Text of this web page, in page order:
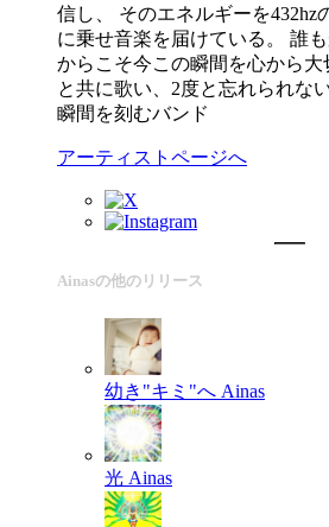
信し、 そのエネルギーを432hz
に乗せ音楽を届けている。 誰
からこそ今この瞬間を心から
と共に歌い、2度と忘れられな
瞬間を刻むバンド
アーティストページへ
Ainasの他のリリース
幼き"キミ"へ Ainas
光 Ainas